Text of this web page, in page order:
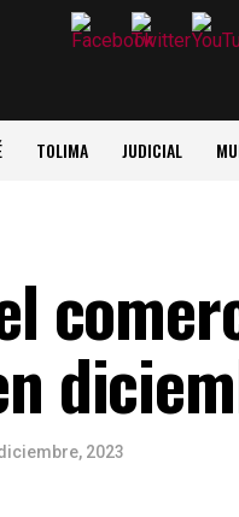
TOLIMA JUDICIAL
2023